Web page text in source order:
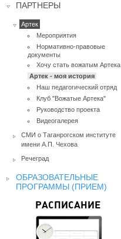
ПАРТНЕРЫ
Артек
Мероприятия
Нормативно-правовые
документы
Хочу стать вожатым Артека
Артек - моя история
Наш педагогический отряд
Клуб "Вожатые Артека"
Руководство проекта
Видеогалерея
СМИ о Таганрогском институте
имени А.П. Чехова
Речеград
ОБРАЗОВАТЕЛЬНЫЕ
ПРОГРАММЫ (ПРИЕМ)
РАСПИСАНИЕ